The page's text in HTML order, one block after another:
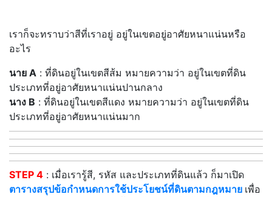
เราก็จะทราบว่าสีที่เราอยู่ อยู่ในเขตอยู่อาศัยหนาแน่นหรือ
อะไร
นาย A : ที่ดินอยู่ในเขตสีส้ม หมายความว่า อยู่ในเขตที่ดิน
ประเภทที่อยู่อาศัยหนาแน่นปานกลาง
นาง B : ที่ดินอยู่ในเขตสีแดง หมายความว่า อยู่ในเขตที่ดิน
ประเภทที่อยู่อาศัยหนาแน่นมาก
STEP 4 : เมื่อเรารู้สี, รหัส และประเภทที่ดินแล้ว ก็มาเปิด
ตารางสรุปข้อกำหนดการใช้ประโยชน์ที่ดินตามกฎหมาย เพื่อ